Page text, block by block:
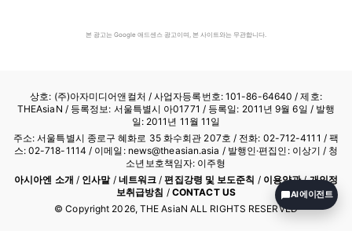
본 광고는 Google 애드센스 광고이며, 본 사이트와는 무관합니다.
상호: (주)아자미디어앤컬처 /사업자등록번호: 101-86-64640 / 제호:
THEAsiaN / 등록정보: 서울특별시 아01771 / 등록일: 2011년 9월 6일 / 발행
일: 2011년 11월 11일
주소: 서울특별시 종로구 혜화로 35 화수회관 207호 / 전화: 02-712-4111 / 팩
스: 02-718-1114 / 이메일: news@theasian.asia / 발행인·편집인: 이상기 / 청
소년보호책임자: 이주형
아시아엔 소개 / 인사말/ 네트워크 /편집강령 및 보도준칙 / 이용약관/개인정
보취급방침 / CONTACT US
© Copyright 2026, THE AsiaN ALL RIGHTS RESERVED
AI 에이전트